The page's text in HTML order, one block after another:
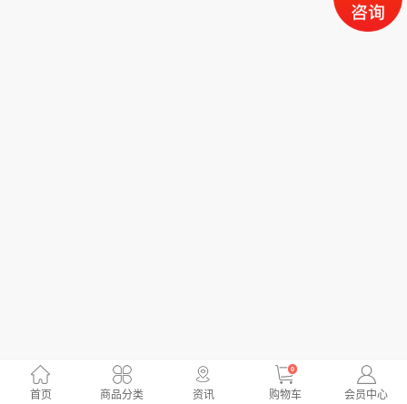
首页 商品分类 资讯
0
购物车 会员中心